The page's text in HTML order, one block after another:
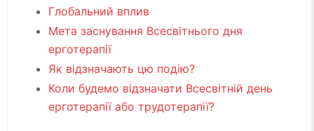
Глобальний вплив
Мета заснування Всесвітнього дня
ерготерапії
Як відзначають цю подію?
Коли будемо відзначати Всесвітній день
ерготерапії або трудотерапії?